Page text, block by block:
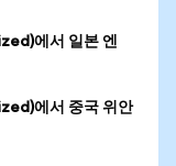
에서 일본 엔
에서 중국 위안